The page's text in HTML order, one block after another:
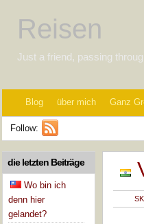
Reisen
Just a friend, passing
Blog über mich Ganz
Follow:
die letzten Beiträge
Wo bin ich
denn hier
gelandet?